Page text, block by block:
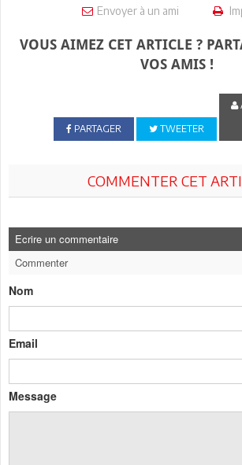
Envoyer à un ami
VOUS AIMEZ CET ARTICLE ?
VOS AMIS !
PARTAGER TWEETER
COMMENTER CET
Ecrire un commentaire
Commenter
Nom
Email
Message